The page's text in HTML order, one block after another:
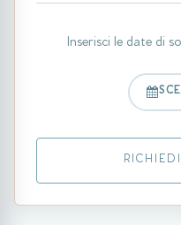
Inserisci le date di